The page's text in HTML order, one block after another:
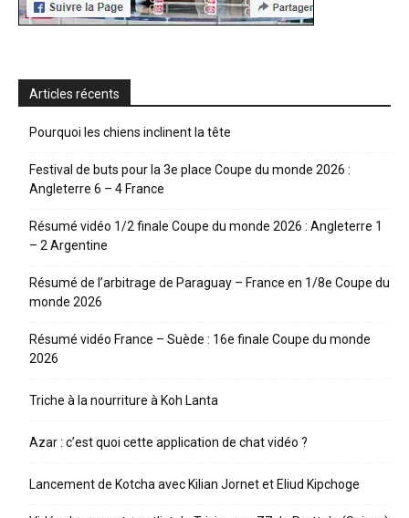
Articles récents
Pourquoi les chiens inclinent la tête
Festival de buts pour la 3e place Coupe du monde 2026 :
Angleterre 6 – 4 France
Résumé vidéo 1/2 finale Coupe du monde 2026 : Angleterre 1
– 2 Argentine
Résumé de l’arbitrage de Paraguay – France en 1/8e Coupe du
monde 2026
Résumé vidéo France – Suède : 16e finale Coupe du monde
2026
Triche à la nourriture à Koh Lanta
Azar : c’est quoi cette application de chat vidéo ?
Lancement de Kotcha avec Kilian Jornet et Eliud Kipchoge